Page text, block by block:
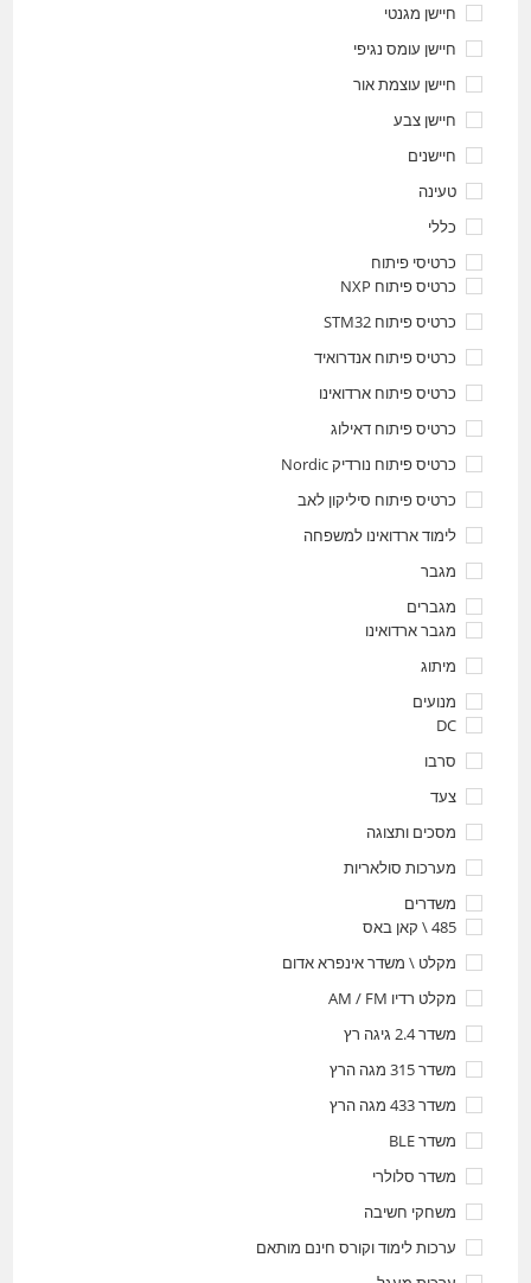
חיישן מגנטי
חיישן עומס נגיפי
חיישן עוצמת אור
חיישן צבע
חיישנים
טעינה
כללי
כרטיסי פיתוח
כרטיס פיתוח NXP
כרטיס פיתוח STM32
כרטיס פיתוח אנדרואיד
כרטיס פיתוח ארדואינו
כרטיס פיתוח דאילוג
כרטיס פיתוח נורדיק Nordic
כרטיס פיתוח סיליקון לאב
לימוד ארדואינו למשפחה
מגבר
מגברים
מגבר ארדואינו
מיתוג
מנועים
DC
סרבו
צעד
מסכים ותצוגה
מערכות סולאריות
משדרים
485 \ קאן באס
מקלט \ משדר אינפרא אדום
מקלט רדיו AM / FM
משדר 2.4 גיגה רץ
משדר 315 מגה הרץ
משדר 433 מגה הרץ
משדר BLE
משדר סלולרי
משחקי חשיבה
ערכות לימוד וקורס חינם מותאם